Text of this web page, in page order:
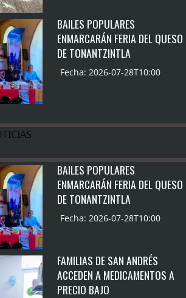
BAILES POPULARES
ENMARCARÁN FERIA DEL QUESO
DE TONANTZINTLA
Fecha: 2026-07-28T10:00
BAILES POPULARES
ENMARCARÁN FERIA DEL QUESO
DE TONANTZINTLA
Fecha: 2026-07-28T10:00
FAMILIAS DE SAN ANDRÉS
ACCEDEN A MEDICAMENTOS A
PRECIO BAJO